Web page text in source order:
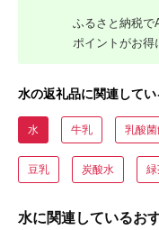
ふるさと納税で
ポイントがお得
水の返礼品に関連してい
水 牛乳 乳酸
豆乳 炭酸水
水に関連しているお